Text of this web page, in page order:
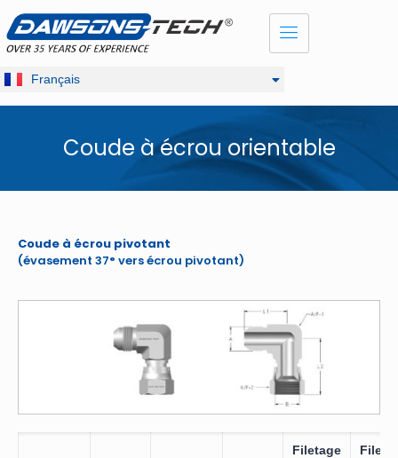
Français
English
Русский
Deutsch
Coude à écrou orientable
Coude à écrou pivotant
(évasement 37° vers écrou pivotant)
Filetage